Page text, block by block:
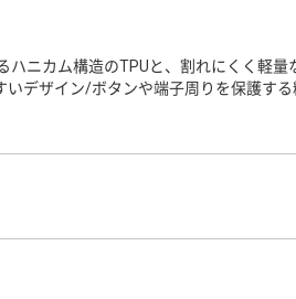
ハニカム構造のTPUと、割れにくく軽
いデザイン/ボタンや端子周りを保護す